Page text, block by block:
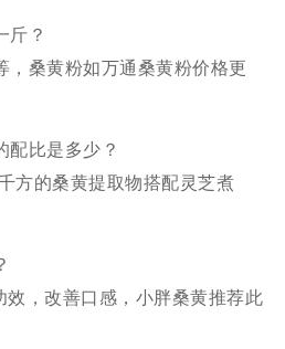
斤？
，桑黄粉如万通桑黄粉价格更
配比是多少？
方的桑黄提取物搭配灵芝煮
效，改善口感，小胖桑黄推荐此